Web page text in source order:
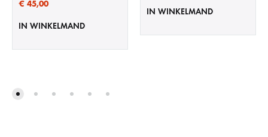
€ 45,00
IN WINKELMAND
IN WINKELMAND